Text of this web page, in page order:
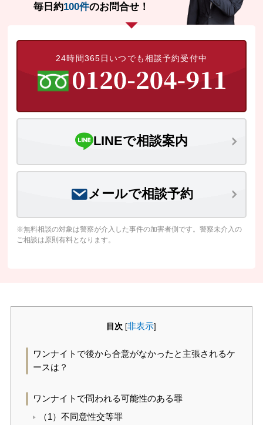
刑事事件データベース
毎日約100件のお問合せ！
24時間365日いつでも相談予約受付中
LINEで相談案内
メールで相談予約
※無料相談の対象は警察が介入した事件の加害者側です。警察未介入の
ご相談は原則有料となります。
目次 [非表示]
ワンナイトで後から合意がなかったと主張されるケ
ースは？
ワンナイトで問われる可能性のある罪
（1）不同意性交等罪